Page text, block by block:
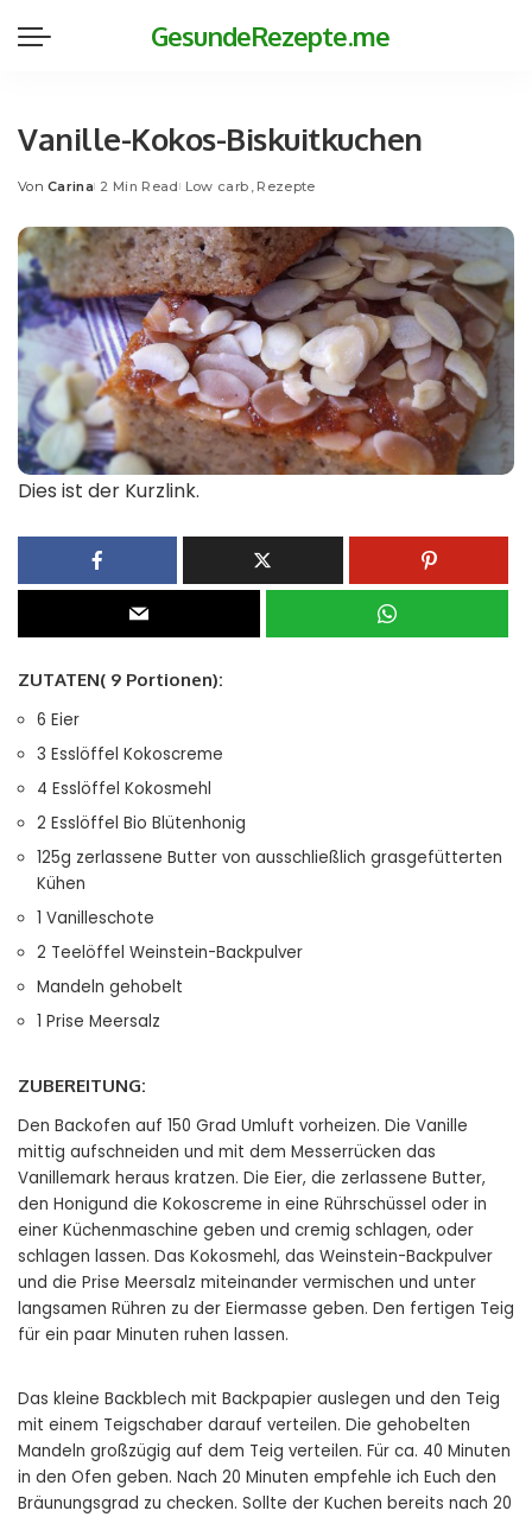
GesundeRezepte.me
Vanille-Kokos-Biskuitkuchen
Posted
Von Carina 2 Min Read Low carb Rezepte
Dies ist der Kurzlink.
ZUTATEN( 9 Portionen):
6 Eier
3 Esslöffel Kokoscreme
4 Esslöffel Kokosmehl
2 Esslöffel Bio Blütenhonig
125g zerlassene Butter von ausschließlich grasgefütterten
Kühen
1 Vanilleschote
2 Teelöffel Weinstein-Backpulver
Mandeln gehobelt
1 Prise Meersalz
ZUBEREITUNG:
Den Backofen auf 150 Grad Umluft vorheizen. Die Vanille
mittig aufschneiden und mit dem Messerrücken das
Vanillemark heraus kratzen. Die Eier, die zerlassene Butter,
den Honigund die Kokoscreme in eine Rührschüssel oder in
einer Küchenmaschine geben und cremig schlagen, oder
schlagen lassen. Das Kokosmehl, das Weinstein-Backpulver
und die Prise Meersalz miteinander vermischen und unter
langsamen Rühren zu der Eiermasse geben. Den fertigen Teig
für ein paar Minuten ruhen lassen.
Das kleine Backblech mit Backpapier auslegen und den Teig
mit einem Teigschaber darauf verteilen. Die gehobelten
Mandeln großzügig auf dem Teig verteilen. Für ca. 40 Minuten
in den Ofen geben. Nach 20 Minuten empfehle ich Euch den
Bräunungsgrad zu checken. Sollte der Kuchen bereits nach 20